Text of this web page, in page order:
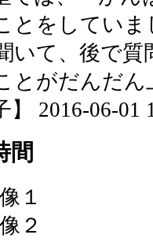
とをしてい
いて、後で
とがだんだ
】 2016-06-01
間